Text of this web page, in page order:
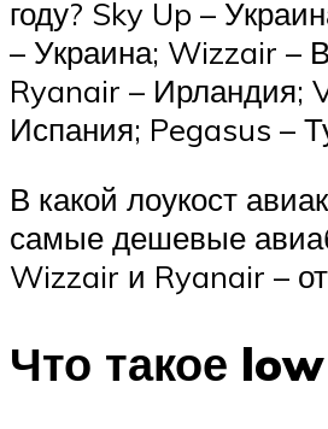
году? Sky Up –
– Украина; Wizzair –
Ryanair – Ирландия;
Испания; Pegasus –
В какой лоукост
самые дешевые
Wizzair и Ryanair –
Что такое